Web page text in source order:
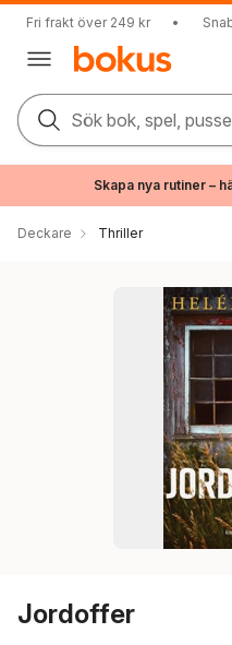
Fri frakt över 249 kr •
Sök bok, spel,
Skapa nya rutiner –
Deckare Thriller
Jordoffer